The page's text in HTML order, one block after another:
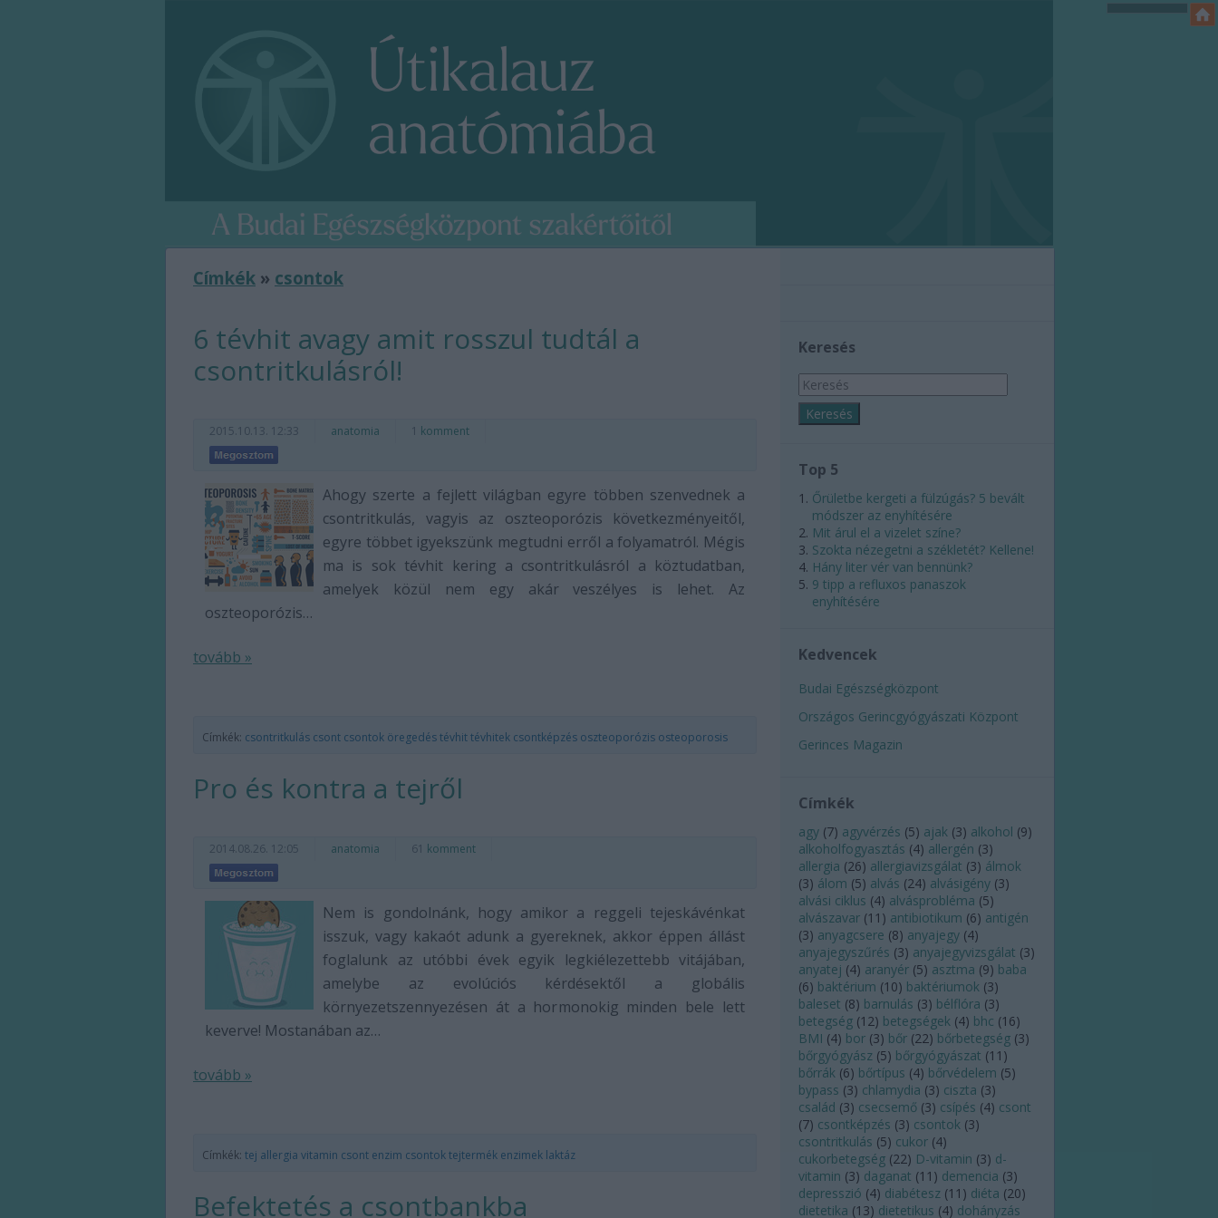
Címkék » csontok
6 tévhit avagy amit rosszul tudtál a
csontritkulásról!
2015.10.13. 12:33 anatomia 1 komment
Ahogy szerte a fejlett világban egyre többen szenvednek a
csontritkulás, vagyis az oszteoporózis következményeitől,
egyre többet igyekszünk megtudni erről a folyamatról. Mégis
ma is sok tévhit kering a csontritkulásról a köztudatban,
amelyek közül nem egy akár veszélyes is lehet. Az
oszteoporózis…
tovább »
Címkék: csontritkulás csont csontok öregedéstévhittévhitek csontképzés oszteoporózis osteoporosis
Pro és kontra a tejről
2014.08.26. 12:05 anatomia 61 komment
Nem is gondolnánk, hogy amikor a reggeli tejeskávénkat
isszuk, vagy kakaót adunk a gyereknek, akkor éppen állást
foglalunk az utóbbi évek egyik legkiélezettebb vitájában,
amelybe az evolúciós kérdésektől a globális
környezetszennyezésen át a hormonokig minden bele lett
keverve! Mostanában az…
tovább »
Címkék: tej allergia vitamin csont enzim csontoktejtermék enzimek laktáz
Befektetés a csontbankba
Keresés
Top 5
Őrületbe kergeti a fülzúgás? 5 bevált
módszer az enyhítésére
Mit árul el a vizelet színe?
Szokta nézegetni a székletét? Kellene!
Hány liter vér van bennünk?
9 tipp a refluxos panaszok
enyhítésére
Kedvencek
Budai Egészségközpont
Országos Gerincgyógyászati Központ
Gerinces Magazin
Címkék
agy (7) agyvérzés (5) ajak (3) alkohol (9)
alkoholfogyasztás (4) allergén (3)
allergia (26) allergiavizsgálat (3) álmok
(3) álom (5) alvás (24) alvásigény (3)
alvási ciklus (4) alvásprobléma (5)
alvászavar (11 ) antibiotikum (6) antigén
(3) anyagcsere (8) anyajegy (4)
anyajegyszűrés (3) anyajegyvizsgálat (3)
anyatej (4) aranyér (5) asztma (9) baba
(6) baktérium (10) baktériumok (3)
baleset (8) barnulás (3) bélflóra (3)
betegség (12) betegségek (4) bhc (16)
BMI (4) bor (3) bőr (22) bőrbetegség (3)
bőrgyógyász (5) bőrgyógyászat (11 )
bőrrák (6) bőrtípus (4) bőrvédelem (5)
bypass (3) chlamydia (3) ciszta (3)
család (3) csecsemő (3) csípés (4) csont
(7) csontképzés (3) csontok (3)
csontritkulás (5) cukor (4)
cukorbetegség (22) D-vitamin (3) d-
vitamin (3) daganat (11 ) demencia (3)
depresszió (4) diabétesz (11 ) diéta (20)
dietetika (13) dietetikus (4) dohányzás